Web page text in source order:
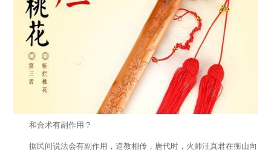
和合术有副作用？
据民间说法会有副作用，道教相传，唐代时，火师汪真君在衡山向